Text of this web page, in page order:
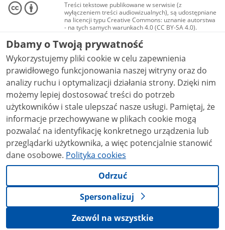
Treści tekstowe publikowane w serwisie (z
wyłączeniem treści audiowizualnych), są udostępniane
na licencji typu Creative Commons: uznanie autorstwa
- na tych samych warunkach 4.0 (CC BY-SA 4.0).
Materiały audiowizualne, w tym zdjęcia, materiały
audio i wideo, są udostępniane na licencji typu
Creative Commons: uznanie autorstwa użycie
niekomercyjne - bez utworów zależnych 4.0 (CC BY-
NC-ND 4.0), o ile nie jest to stwierdzone inaczej.
Dbamy o Twoją prywatność
Wykorzystujemy pliki cookie w celu zapewnienia
prawidłowego funkcjonowania naszej witryny oraz do
analizy ruchu i optymalizacji działania strony. Dzięki nim
możemy lepiej dostosować treści do potrzeb
użytkowników i stale ulepszać nasze usługi. Pamiętaj, że
informacje przechowywane w plikach cookie mogą
pozwalać na identyfikację konkretnego urządzenia lub
przeglądarki użytkownika, a więc potencjalnie stanowić
dane osobowe. Polityka cookies
Odrzuć
Spersonalizuj
Zezwól na wszystkie